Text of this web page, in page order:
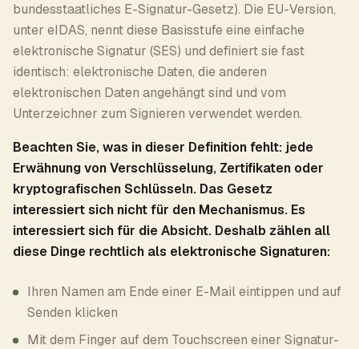
bundesstaatliches E-Signatur-Gesetz). Die EU-Version,
unter eIDAS, nennt diese Basisstufe eine einfache
elektronische Signatur (SES) und definiert sie fast
identisch: elektronische Daten, die anderen
elektronischen Daten angehängt sind und vom
Unterzeichner zum Signieren verwendet werden.
Beachten Sie, was in dieser Definition fehlt: jede
Erwähnung von Verschlüsselung, Zertifikaten oder
kryptografischen Schlüsseln. Das Gesetz
interessiert sich nicht für den Mechanismus. Es
interessiert sich für die Absicht. Deshalb zählen all
diese Dinge rechtlich als elektronische Signaturen:
Ihren Namen am Ende einer E-Mail eintippen und auf
Senden klicken
Mit dem Finger auf dem Touchscreen einer Signatur-